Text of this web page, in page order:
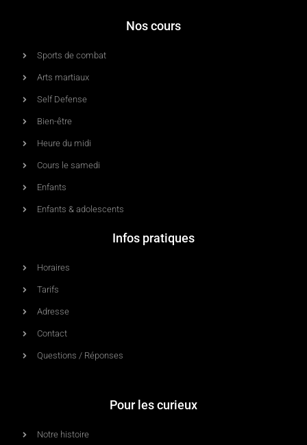
Nos cours
Sports de combat
Arts martiaux
Self Defense
Bien-être
Heure du midi
Cours le samedi
Enfants
Enfants & adolescents
Infos pratiques
Horaires
Tarifs
Adresse
Contact
Questions / Réponses
Pour les curieux
Notre histoire